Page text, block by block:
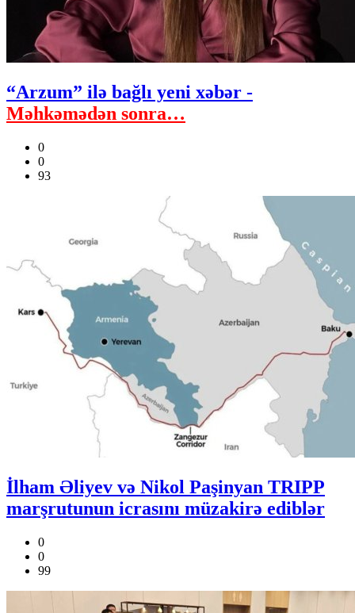
“Arzum” ilə bağlı yeni xəbər -
Məhkəmədən sonra…
0
0
93
İlham Əliyev və Nikol Paşinyan TRIPP
marşrutunun icrasını müzakirə ediblər
0
0
99